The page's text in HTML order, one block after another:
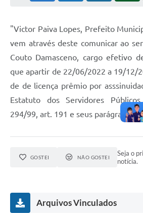
"Victor Paiva Lopes, Prefeito
vem através deste comunicar ao
Couto Damasceno, cargo efetivo
que apartir de 22/06/2022 a 19/12/
de de licença prêmio por
Estatuto dos Servidores
294/99, art. 191 e seus parágrafos."
GOSTEI NÃO GOSTEI
Seja o
notícia.
Arquivos Vinculados